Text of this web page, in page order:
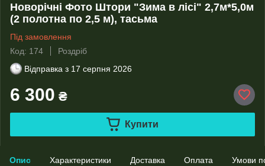
Новорічні Фото Штори "Зима в лісі" 2,7м*5,0м
(2 полотна по 2,5 м), тасьма
Під замовлення
Код: 174
Роздріб
Відправка з 17 серпня 2026
6 300 ₴
Купити
Опис Характеристики Доставка Оплата Умови